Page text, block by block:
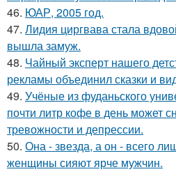
46. ЮАР, 2005 год.
47. Лидия циргвава стала
вышла замуж.
48. Чайный эксперт нашего
рекламы объединил сказки и
49. Учёные из фуданьского
почти литр кофе в день может
тревожности и депрессии.
50. Она - звезда, а он - всего
женщины сияют ярче мужчин.